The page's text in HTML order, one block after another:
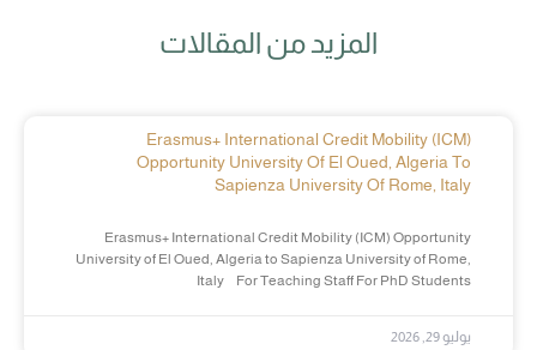
المزيد من المقالات
Erasmus+ International Credit Mobility (ICM)
Opportunity University Of El Oued, Algeria To
Sapienza University Of Rome, Italy
Erasmus+ International Credit Mobility (ICM) Opportunity
University of El Oued, Algeria to Sapienza University of Rome,
Italy For Teaching Staff For PhD Students
يوليو 29, 2026